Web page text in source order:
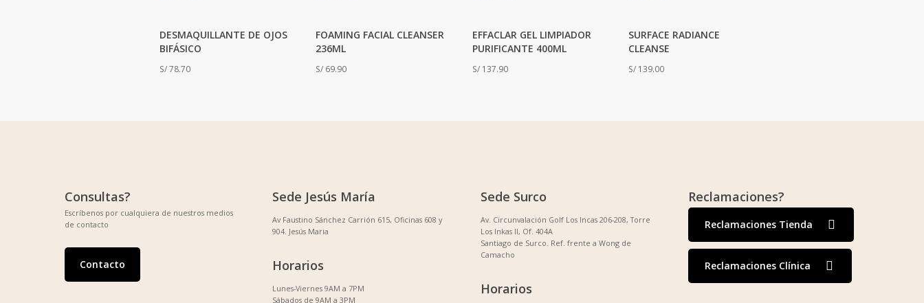
DESMAQUILLANTE DE OJOS
BIFÁSICO
S/78.70
FOAMING FACIAL CLEANSER
236ML
S/ 69.90
EFFACLAR GEL LIMPIADOR
PURIFICANTE 400ML
S/137.90
SURFACE RADIANCE
CLEANSE
S/ 139.00
Consultas?
Escríbenos por cualquiera de nuestros medios
de contacto
Contacto
Sede Jesús María
Av Faustino Sánchez Carrión 615, Oficinas 608 y
904. Jesús Maria
Horarios
Lunes-Viernes 9AM a 7PM
Sábados de 9AM a 3PM
Sede Surco
Av. Circunvalación Golf Los Incas 206-208, Torre
Los Inkas II, Of. 404A
Santiago de Surco. Ref. frente a Wong de
Camacho
Horarios
Reclamaciones?
Reclamaciones Tienda
Reclamaciones Clínica